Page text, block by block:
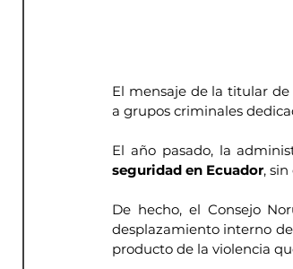
El mensaje de la titular
a grupos criminales
El año pasado, la
seguridad en Ecuador,
De hecho, el Consejo
desplazamiento interno
producto de la violencia